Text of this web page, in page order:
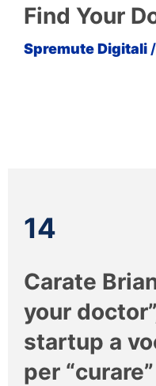
Find Your
Spremute Digitali
14
Carate
your
startup a
per